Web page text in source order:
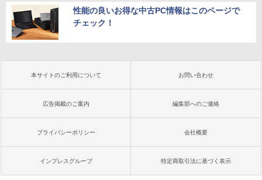
性能の良いお得な中古PC情報はこのページで
チェック！
本サイトのご利用について お問い合わせ
広告掲載のご案内 編集部へのご連絡
プライバシーポリシー 会社概要
インプレスグループ 特定商取引法に基づく表示